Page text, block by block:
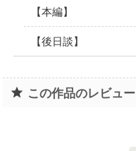
【本編】
【後日談】
この作品のレビュー